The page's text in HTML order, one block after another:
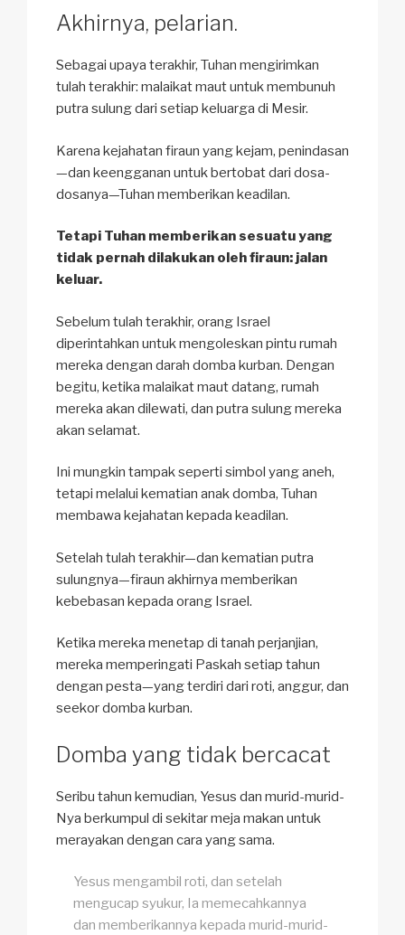
Akhirnya, pelarian.
Sebagai upaya terakhir, Tuhan mengirimkan
tulah terakhir: malaikat maut untuk membunuh
putra sulung dari setiap keluarga di Mesir.
Karena kejahatan firaun yang kejam, penindasan
—dan keengganan untuk bertobat dari dosa-
dosanya—Tuhan memberikan keadilan.
Tetapi Tuhan memberikan sesuatu yang
tidak pernah dilakukan oleh firaun: jalan
keluar.
Sebelum tulah terakhir, orang Israel
diperintahkan untuk mengoleskan pintu rumah
mereka dengan darah domba kurban. Dengan
begitu, ketika malaikat maut datang, rumah
mereka akan dilewati, dan putra sulung mereka
akan selamat.
Ini mungkin tampak seperti simbol yang aneh,
tetapi melalui kematian anak domba, Tuhan
membawa kejahatan kepada keadilan.
Setelah tulah terakhir—dan kematian putra
sulungnya—firaun akhirnya memberikan
kebebasan kepada orang Israel.
Ketika mereka menetap di tanah perjanjian,
mereka memperingati Paskah setiap tahun
dengan pesta—yang terdiri dari roti, anggur, dan
seekor domba kurban.
Domba yang tidak bercacat
Seribu tahun kemudian, Yesus dan murid-murid-
Nya berkumpul di sekitar meja makan untuk
merayakan dengan cara yang sama.
Yesus mengambil roti, dan setelah
mengucap syukur, Ia memecahkannya
dan memberikannya kepada murid-murid-